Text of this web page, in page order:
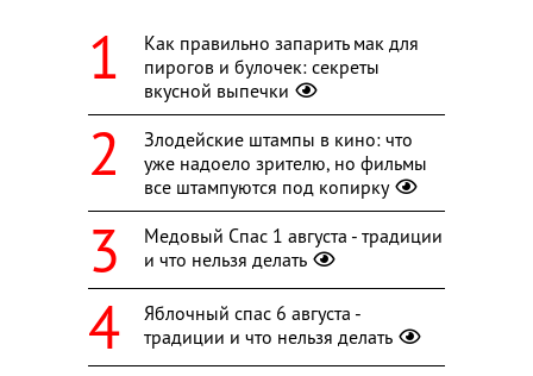
Как правильно запарить мак для
пирогов и булочек: секреты
вкусной выпечки
Злодейские штампы в кино: что
уже надоело зрителю, но фильмы
все штампуются под копирку
Медовый Спас 1 августа - традиции
и что нельзя делать
Яблочный спас 6 августа -
традиции и что нельзя делать